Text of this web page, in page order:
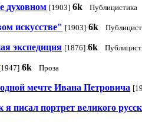
духовном [1903] 6k Публицистика
искусстве" [1903] 6k
экспедиция [1876] 6k
6k Проза
мечте Ивана Петровича
я писал портрет великого